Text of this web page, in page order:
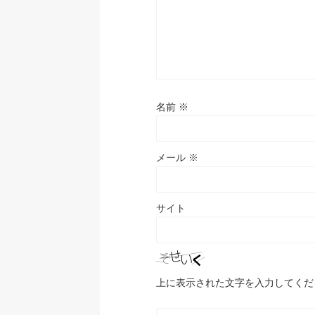
名前 ※
メール ※
サイト
上に表示された文字を入力してく